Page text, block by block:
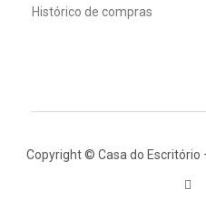
Histórico de compras
Copyright © Casa do Escritório